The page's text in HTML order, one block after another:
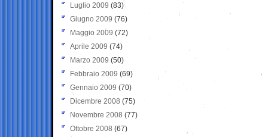
Luglio 2009 (83)
Giugno 2009 (76)
Maggio 2009 (72)
Aprile 2009 (74)
Marzo 2009 (50)
Febbraio 2009 (69)
Gennaio 2009 (70)
Dicembre 2008 (75)
Novembre 2008 (77)
Ottobre 2008 (67)